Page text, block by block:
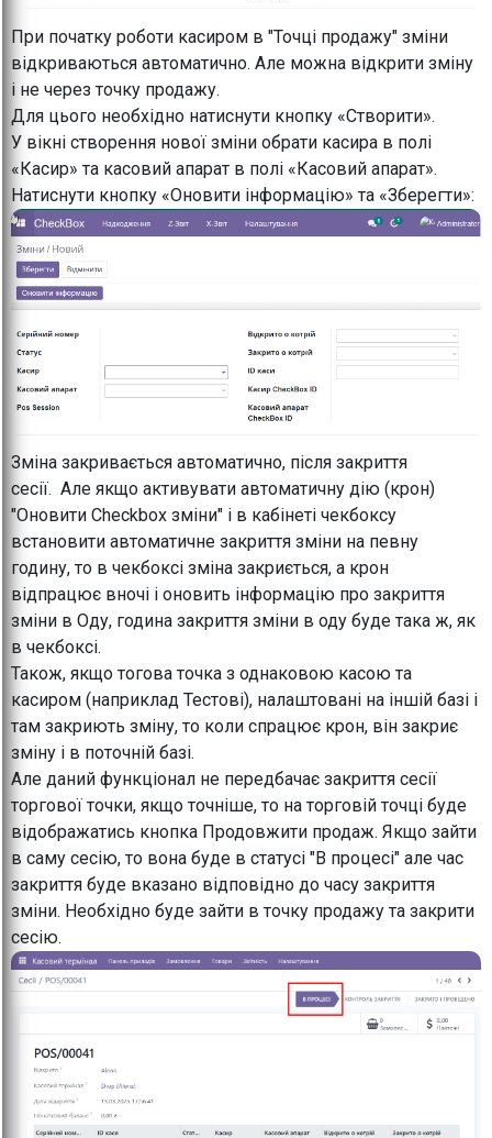
При початку роботи касиром в "Точці продажу" зміни
відкриваються автоматично. Але можна відкрити зміну
і не через точку продажу.
Для цього необхідно натиснути кнопку «Створити».
У вікні створення нової зміни обрати касира в полі
«Касир» та касовий апарат в полі «Касовий апарат».
Натиснути кнопку «Оновити інформацію» та «Зберегти»:
Зміна закривається автоматично, після закриття
сесії. Але якщо активувати автоматичну дію (крон)
"Оновити Checkbox зміни" і в кабінеті чекбоксу
встановити автоматичне закриття зміни на певну
годину, то в чекбоксі зміна закриється, а крон
відпрацює вночі і оновить інформацію про закриття
зміни в Оду, година закриття зміни в оду буде така ж, як
в чекбоксі.
Також, якщо тогова точка з однаковою касою та
касиром (наприклад Тестові), налаштовані на іншій базі і
там закриють зміну, то коли спрацює крон, він закриє
зміну і в поточній базі.
Але даний функціонал не передбачає закриття сесії
торгової точки, якщо точніше, то на торговій точці буде
відображатись кнопка Продовжити продаж. Якщо зайти
в саму сесію, то вона буде в статусі "В процесі" але час
закриття буде вказано відповідно до часу закриття
зміни. Необхідно буде зайти в точку продажу та закрити
сесію.